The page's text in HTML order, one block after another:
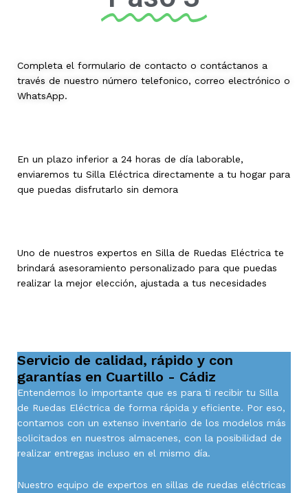
Completa el formulario de contacto o contáctanos a
través de nuestro número telefonico, correo electrónico o
WhatsApp.
En un plazo inferior a 24 horas de día laborable,
enviaremos tu Silla Eléctrica directamente a tu hogar para
que puedas disfrutarlo sin demora
Uno de nuestros expertos en Silla de Ruedas Eléctrica te
brindará asesoramiento personalizado para que puedas
realizar la mejor elección, ajustada a tus necesidades
Servicio de calidad, rápido y con
garantías en Cuartillo - Cádiz
Entendemos lo importante que es para ti recibir tu Silla
de Ruedas Eléctrica de forma rápida y eficiente. Por eso,
contamos con un extenso inventario de los modelos más
solicitados en nuestros almacenes, con la posibilidad de
realizar entregas incluso en el mismo día.
Nuestro equipo de expertos en sillas de ruedas eléctricas